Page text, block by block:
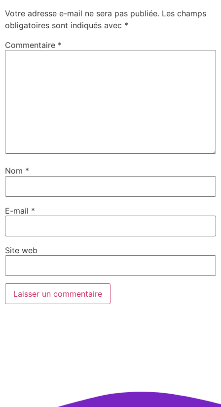
Votre adresse e-mail ne sera pas publiée. Les champs
obligatoires sont indiqués avec *
Commentaire *
Nom *
E-mail *
Site web